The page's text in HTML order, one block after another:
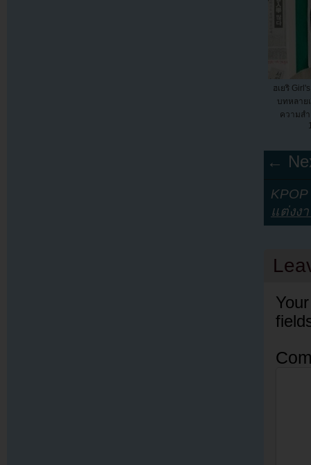
ฮเยริ
บทหลาย
ความสำ
←
แต่งง